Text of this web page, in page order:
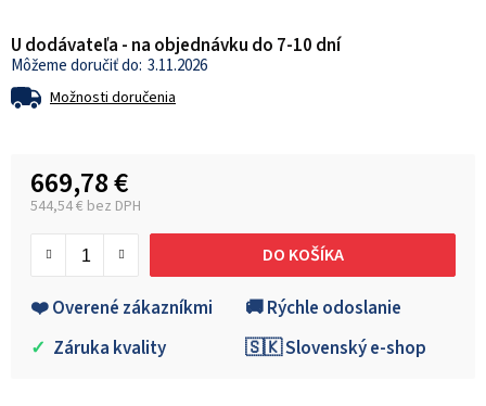
U dodávateľa - na objednávku do 7-10 dní
3.11.2026
Možnosti doručenia
669,78 €
544,54 € bez DPH
DO KOŠÍKA
❤️ Overené zákazníkmi
🚚 Rýchle odoslanie
✓ Záruka kvality 🇸🇰 Slovenský e-shop